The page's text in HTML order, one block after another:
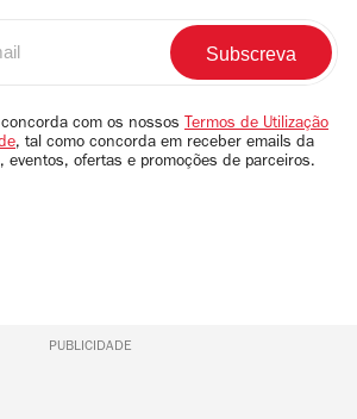
com os nossos Termos de Utilização
, tal como concorda em receber emails da
eventos, ofertas e promoções de parceiros.
PUBLICIDADE